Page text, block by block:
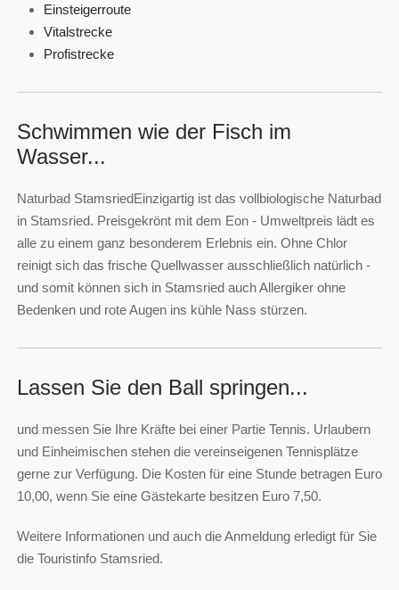
Einsteigerroute
Vitalstrecke
Profistrecke
Schwimmen wie der Fisch im
Wasser...
Naturbad StamsriedEinzigartig ist das vollbiologische Naturbad
in Stamsried. Preisgekrönt mit dem Eon - Umweltpreis lädt es
alle zu einem ganz besonderem Erlebnis ein. Ohne Chlor
reinigt sich das frische Quellwasser ausschließlich natürlich -
und somit können sich in Stamsried auch Allergiker ohne
Bedenken und rote Augen ins kühle Nass stürzen.
Lassen Sie den Ball springen...
und messen Sie Ihre Kräfte bei einer Partie Tennis. Urlaubern
und Einheimischen stehen die vereinseigenen Tennisplätze
gerne zur Verfügung. Die Kosten für eine Stunde betragen Euro
10,00, wenn Sie eine Gästekarte besitzen Euro 7,50.
Weitere Informationen und auch die Anmeldung erledigt für Sie
die Touristinfo Stamsried.